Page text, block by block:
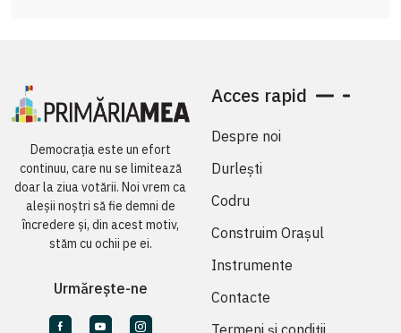
Democrația este un efort
continuu, care nu se limitează
doar la ziua votării. Noi vrem ca
aleșii noștri să fie demni de
încredere și, din acest motiv,
stăm cu ochii pe ei.
Urmărește-ne
Acces rapid
Despre noi
Durlești
Codru
Construim Orașul
Instrumente
Contacte
Termeni și condiții